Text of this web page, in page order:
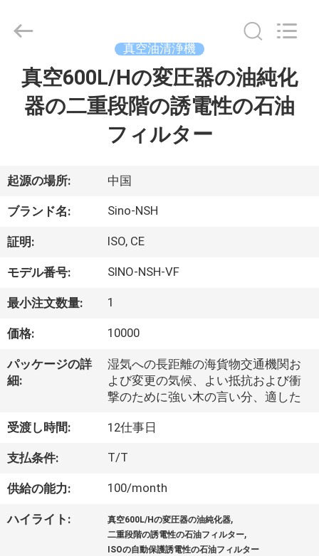
ダ
ク
ト
私
に
つ
て
工
場
NSH
Reserved.
真空油清浄機
真空600L/Hの変圧器の油純化
器の二重段階の誘電性の石油
フィルター
起源の場所: 中国
ブランド名: Sino-NSH
証明: ISO, CE
モデル番号: SINO-NSH-VF
最小注文数量: 1
価格: 10000
パッケージの詳
細:
湿気への長距離の海貨物交通機関お
よび変更の気候、よい抵抗および衝
撃のために強い木の言い分、適した
受渡し時間: 12仕事日
支払条件: T/T
供給の能力: 100/month
ハイライト: 真空600L/Hの変圧器の油純化器,
二重段階の誘電性の石油フィルター,
ISOの自動保護誘電性の石油フィルター